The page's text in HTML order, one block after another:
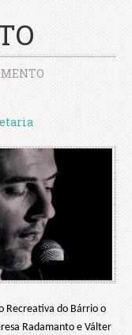
Recreativa do Bárrio o
Radamanto e Válter